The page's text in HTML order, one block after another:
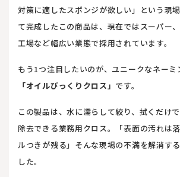
対策に適したスポンジが欲しい」という現
て完成したこの商品は、現在ではスーパー
工場など幅広い業態で採用されています。
もう1つ注目したいのが、ユニークなネーミ
「オイルびっくりクロス」 です。
この製品は、水に濡らして絞り、拭くだけ
除去できる業務用クロス。「表面の汚れは
ルつきが残る」そんな現場の不満を解消す
した。